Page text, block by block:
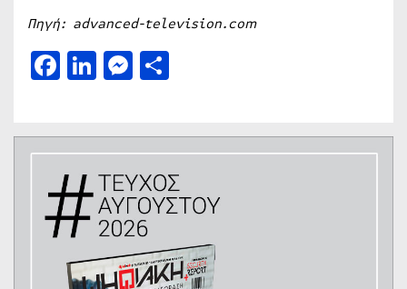
Πηγή: advanced-television.com
Facebook
LinkedIn
Messenger